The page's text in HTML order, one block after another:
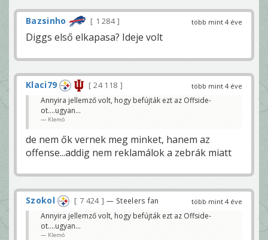
több mint 4 éve
Bazsinho 1 284
Diggs első elkapasa? Ideje volt
több mint 4 éve
Klaci79
24 118
Annyira jellemző volt, hogy befújták ezt az Offside-
ot....ugyan...
Klemó
de nem ők vernek meg minket, hanem az
offense...addig nem reklamálok a zebrák miatt
több mint 4 éve
Szokol 7 424 — Steelers fan
Annyira jellemző volt, hogy befújták ezt az Offside-
ot....ugyan...
Klemó